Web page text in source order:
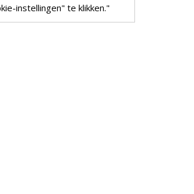
instellingen" te klikken."